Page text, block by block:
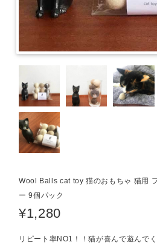
Wool Balls cat toy 猫のおもちゃ 猫用
ー 9個パック
¥1,280
リピート率NO1！！猫が喜んで遊んで